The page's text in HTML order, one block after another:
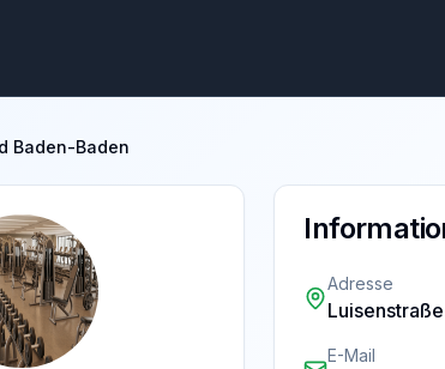
Baden-Baden
Adresse
E-Mail